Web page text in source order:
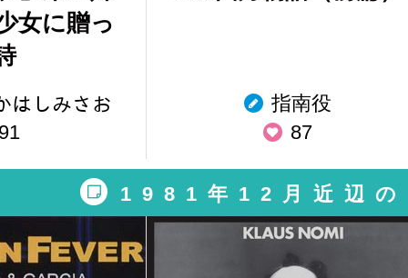
女に贈っ
はしみさお
指南役
87
1981年12月近辺の